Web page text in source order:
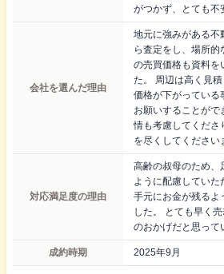
がつかず、とても不
会社を選んだ理由
地元に強みがある不
ら査定をし、場所
の売買価格も資料を
た。 周辺は高く見
価格が下がっている
お願いすることがで
情も考慮してくださ
を尽くしてください
対応満足度の理由
高齢の叔母のため、
ように配慮していた
手元にお金が残るよ
した。 とても早く
のおかげだと思って
成約時期 2025年9月